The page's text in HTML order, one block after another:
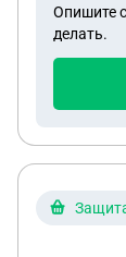
Опишите
делать.